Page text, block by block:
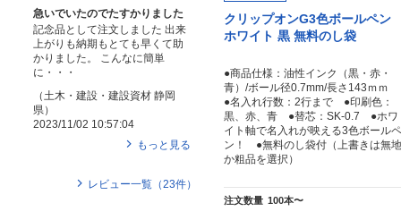
クリップオンG3色ボールペン
ホワイト 黒 無料のし袋
●商品仕様：油性インク（黒・赤・
青）/ボール径0.7mm/長さ143ｍｍ
●名入れ行数：2行まで ●印刷色：
黒、赤、青 ●替芯：SK-0.7 ●ホワ
イト軸で名入れが映える3色ボールペ
ン！ ●無料のし袋付（上書きは無地
か粗品を選択）
注文数量 100本〜
急いでいたのでたすかりました
記念品として注文しました 出来
上がりも納期もとても早くて助
かりました。 こんなに簡単
に・・・
（ 土木・建設・建設資材 静岡
県 ）
2023/11/02 10:57:04
もっと見る
レビュー一覧（23件）